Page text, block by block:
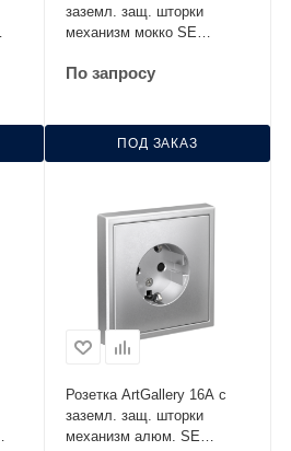
заземл. защ. шторки
механизм мокко SE
По запросу
ПОД ЗАКАЗ
Розетка ArtGallery 16А с
заземл. защ. шторки
механизм алюм. SE